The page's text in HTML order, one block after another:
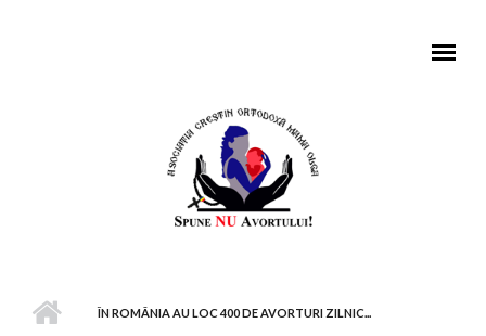
MENIU PRINCIPAL
ÎN ROMÂNIA AU LOC 400 DE AVORTURI ZILNIC...